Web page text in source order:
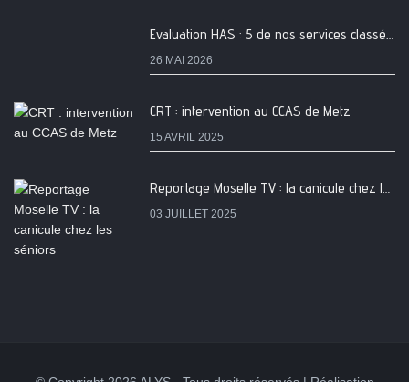
Evaluation HAS : 5 de nos services classés A
26 MAI 2026
CRT : intervention au CCAS de Metz
15 AVRIL 2025
Reportage Moselle TV : la canicule chez les séniors
03 JUILLET 2025